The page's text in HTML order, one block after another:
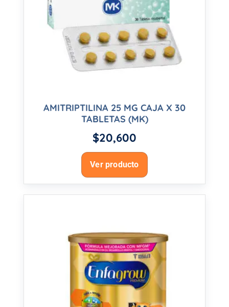
AMITRIPTILINA 25 MG CAJA X 30
TABLETAS (MK)
$20,600
Ver producto